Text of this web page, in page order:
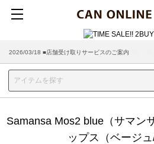
2026/03/18 ■店舗受け取りサービスのご案内
Samansa Mos2 blue（サマン
ップス（ベージュ